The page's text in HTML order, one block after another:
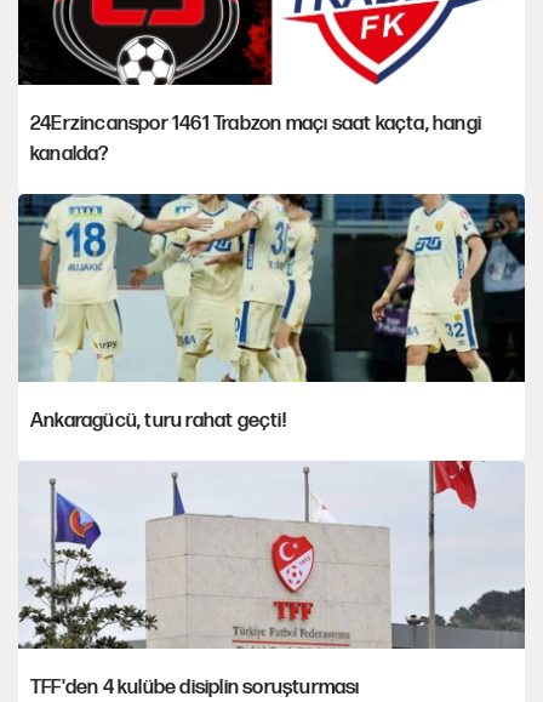
24Erzincanspor 1461 Trabzon maçı saat kaçta, hangi
kanalda?
Ankaragücü, turu rahat geçti!
TFF'den 4 kulübe disiplin soruşturması